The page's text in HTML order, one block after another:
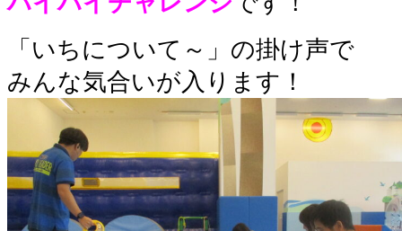
「いちについて～」の掛け声で
みんな気合いが入ります！